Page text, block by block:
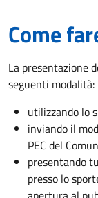
Come
La presentazione
seguenti modalità:
utilizzando lo
inviando il
PEC del
presentando
presso lo